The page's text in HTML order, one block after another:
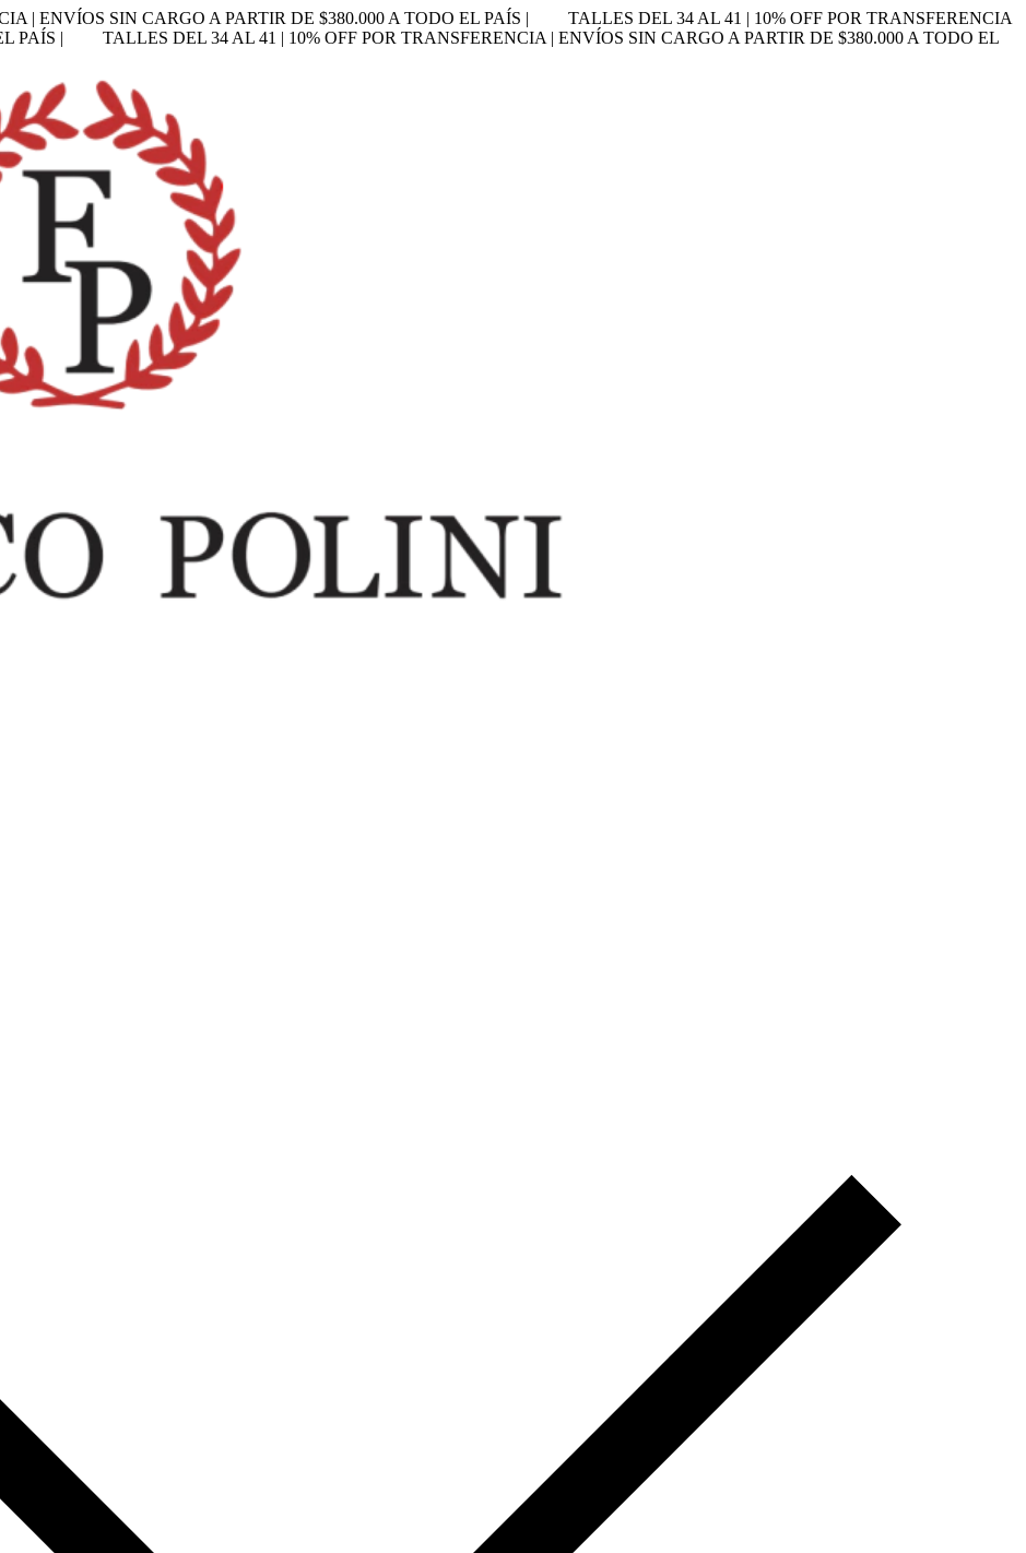
| ENVÍOS SIN CARGO A PARTIR DE $380.000 A TODO EL PAÍS |
TALLES DEL 34 AL 41 | 10% OFF POR TRANSFERENCIA
PAÍS |
TALLES DEL 34 AL 41 | 10% OFF POR TRANSFERENCIA | ENVÍOS SIN CARGO A PARTIR DE $380.000 A TODO EL